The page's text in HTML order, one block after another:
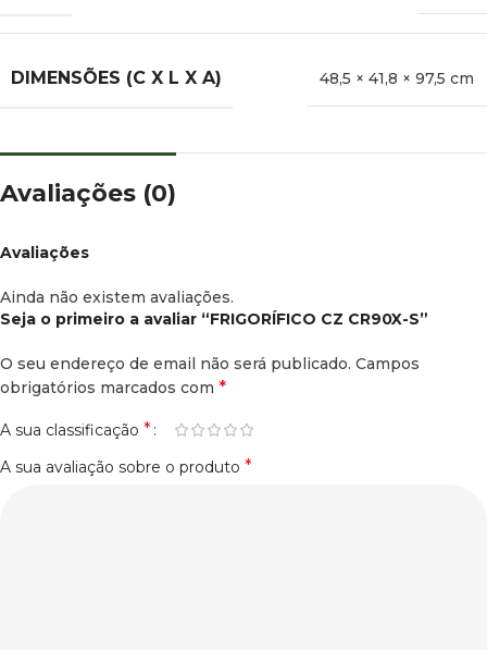
DIMENSÕES (C X L X A) 48,5 × 41,8 × 97,5 cm
Avaliações (0)
Avaliações
Ainda não existem avaliações.
Seja o primeiro a avaliar “FRIGORÍFICO CZ CR90X-S”
O seu endereço de email não será publicado. Campos
obrigatórios marcados com *
A sua classificação *
A sua avaliação sobre o produto *